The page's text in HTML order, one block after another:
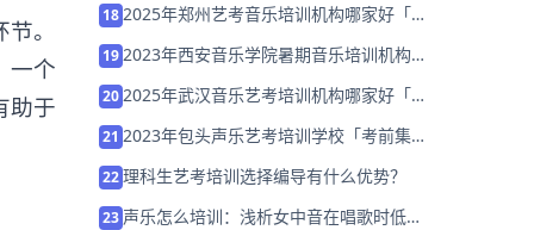
。
一个
助于
182025年郑州艺考音乐培训机构哪家好「集
192023年西安音乐学院暑期音乐培训机构
202025年武汉音乐艺考培训机构哪家好「集
21 2023年包头声乐艺考培训学校「考前集训
22理科生艺考培训选择编导有什么优势？
23 声乐怎么培训：浅析女中音在唱歌时低中